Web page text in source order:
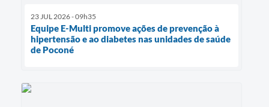
23 JUL 2026 - 09h35
Equipe E-Multi promove ações de prevenção à
hipertensão e ao diabetes nas unidades de saúde
de Poconé